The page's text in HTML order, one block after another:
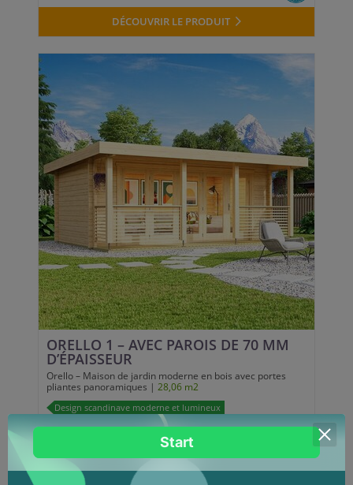
DÉCOUVRIR LE PRODUIT
ORELLO 1 – AVEC PAROIS DE 70 MM
D’ÉPAISSEUR
Orello – Maison de jardin moderne en bois avec portes
pliantes panoramiques | 28,06 m2
Design scandinave moderne et lumineux
Portes vitrées panoramiques pliantes
Bois massif nordique de haute qualité
Espace polyvalent pour détente ou travail
PRIX À PARTIR DE 20899.00 EUR